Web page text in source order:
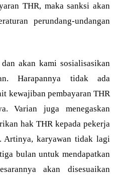
THR, maka sanksi akan
perundang-undangan
akan kami sosialisasikan
Harapannya tidak ada
kewajiban pembayaran THR
Varian juga menegaskan
hak THR kepada pekerja
Artinya, karyawan tidak lagi
bulan untuk mendapatkan
akan disesuaikan